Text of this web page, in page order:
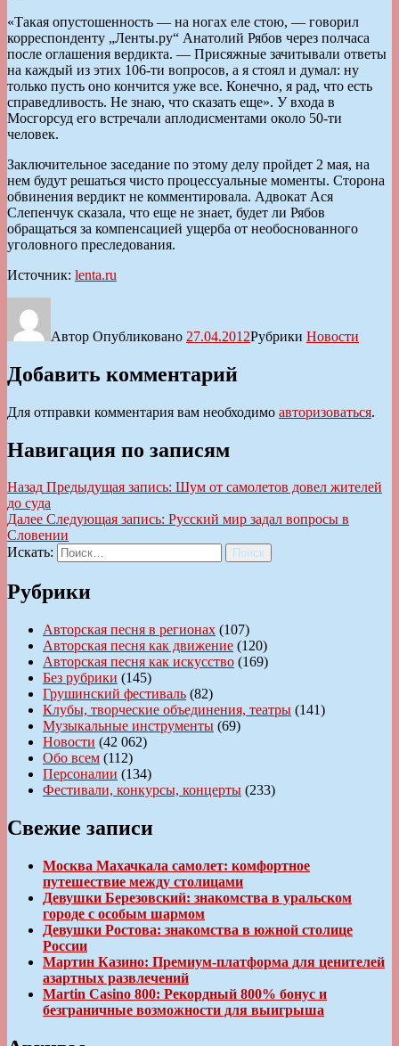
«Такая опустошенность — на ногах еле стою, — говорил
корреспонденту „Ленты.ру“ Анатолий Рябов через полчаса
после оглашения вердикта. — Присяжные зачитывали ответы
на каждый из этих 106-ти вопросов, а я стоял и думал: ну
только пусть оно кончится уже все. Конечно, я рад, что есть
справедливость. Не знаю, что сказать еще». У входа в
Мосгорсуд его встречали аплодисментами около 50-ти
человек.
Заключительное заседание по этому делу пройдет 2 мая, на
нем будут решаться чисто процессуальные моменты. Сторона
обвинения вердикт не комментировала. Адвокат Ася
Слепенчук сказала, что еще не знает, будет ли Рябов
обращаться за компенсацией ущерба от необоснованного
уголовного преследования.
Источник: lenta.ru
Автор Опубликовано 27.04.2012Рубрики Новости
Добавить комментарий
Для отправки комментария вам необходимо авторизоваться.
Навигация по записям
Назад Предыдущая запись: Шум от самолетов довел жителей
до суда
Далее Следующая запись: Русский мир задал вопросы в
Словении
Искать:
Поиск
Рубрики
Авторская песня в регионах (107)
Авторская песня как движение (120)
Авторская песня как искусство (169)
Без рубрики (145)
Грушинский фестиваль (82)
Клубы, творческие объединения, театры (141)
Музыкальные инструменты (69)
Новости (42 062)
Обо всем (112)
Персоналии (134)
Фестивали, конкурсы, концерты (233)
Свежие записи
Москва Махачкала самолет: комфортное
путешествие между столицами
Девушки Березовский: знакомства в уральском
городе с особым шармом
Девушки Ростова: знакомства в южной столице
России
Мартин Казино: Премиум-платформа для ценителей
азартных развлечений
Martin Casino 800: Рекордный 800% бонус и
безграничные возможности для выигрыша